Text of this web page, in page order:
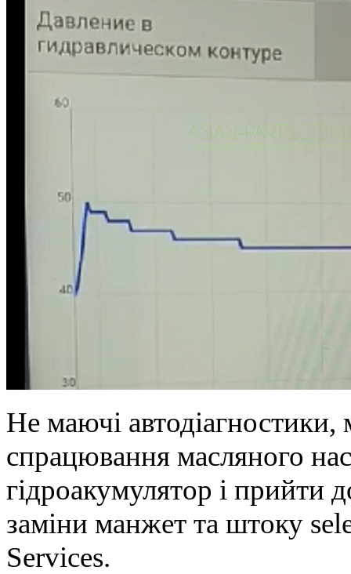
Не маючі
спрацювання масляного
гідроакумулятор і прийти
заміни манжет та штоку
Services.